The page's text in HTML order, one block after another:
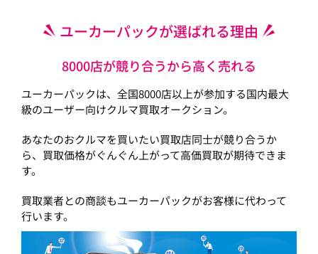
ユーカーパックが選ばれる理由
8000店が競り合うから高く売れる
ユーカーパックは、全国8000店以上が参加する国内最大
級のユーザー向けクルマ買取オークション。
あなたのおクルマを買いたい買取店同士が競り合うか
ら、買取価格がぐんぐん上がって高価買取が期待できま
す。
買取業者との商談もユーカーパックがお客様に代わって
行います。